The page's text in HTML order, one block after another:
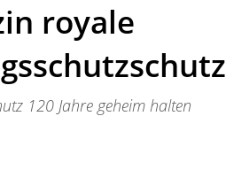
royale
120 Jahre geheim halten